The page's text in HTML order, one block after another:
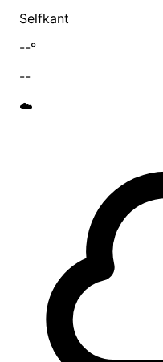
Selfkant
--°
--
☁️